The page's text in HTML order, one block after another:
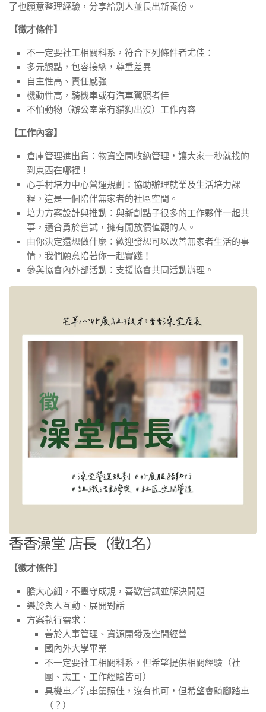
了也願意整理經驗，分享給別人並長出新養份。
【徵才條件】
不一定要社工相關科系，符合下列條件者尤佳：
多元觀點，包容接納，尊重差異
自主性高、責任感強
機動性高，騎機車或有汽車駕照者佳
不怕動物（辦公室常有貓狗出沒）工作內容
【工作內容】
倉庫管理進出貨：物資空間收納管理，讓大家一秒就找的
到東西在哪裡！
心手村培力中心營運規劃：協助辦理就業及生活培力課
程，這是一個陪伴無家者的社區空間。
培力方案設計與推動：與新創點子很多的工作夥伴一起共
事，適合勇於嘗試，擁有開放價值觀的人。
由你決定還想做什麼：歡迎發想可以改善無家者生活的事
情，我們願意陪著你一起實踐！
參與協會內外部活動：支援協會共同活動辦理。
香香澡堂 店長（徵1名）
【徵才條件】
膽大心細，不墨守成規，喜歡嘗試並解決問題
樂於與人互動、展開對話
方案執行需求：
善於人事管理、資源開發及空間經營
國內外大學畢業
不一定要社工相關科系，但希望提供相關經驗（社
團、志工、工作經驗皆可）
具機車／汽車駕照佳，沒有也可，但希望會騎腳踏車
（？）